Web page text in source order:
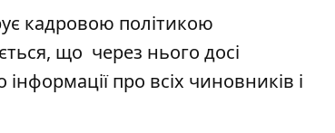
кадровою політикою
що через нього досі
про всіх чиновників і